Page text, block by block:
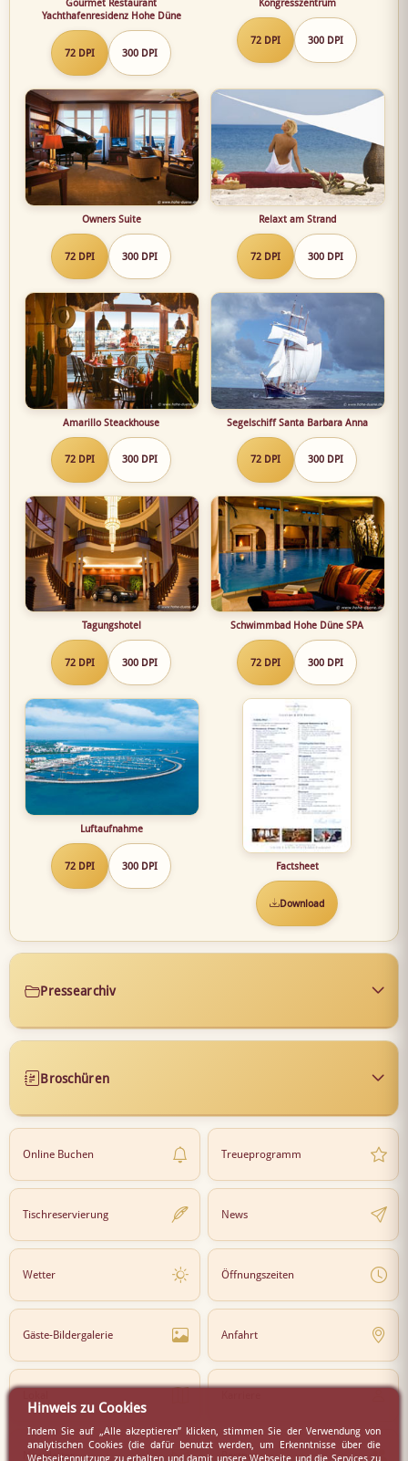
Gourmet Restaurant
Yachthafenresidenz Hohe Düne
72 DPI 300 DPI
Kongresszentrum
72 DPI 300 DPI
Owners Suite
72 DPI 300 DPI
Relaxt am Strand
72 DPI 300 DPI
Amarillo Steackhouse
72 DPI 300 DPI
Segelschiff Santa Barbara Anna
72 DPI 300 DPI
Tagungshotel
72 DPI 300 DPI
Schwimmbad Hohe Düne SPA
72 DPI 300 DPI
Luftaufnahme
72 DPI 300 DPI Factsheet
Download
Pressearchiv
Broschüren
Online Buchen Treueprogramm
Tischreservierung News
Wetter Öffnungszeiten
Gäste-Bildergalerie Anfahrt
Newsletter Partner
Hinweis zu Cookies
Indem Sie auf „Alle akzeptieren” klicken, stimmen Sie der Verwendung von
analytischen Cookies (die dafür benutzt werden, um Erkenntnisse über die